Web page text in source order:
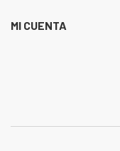
MI CUENTA